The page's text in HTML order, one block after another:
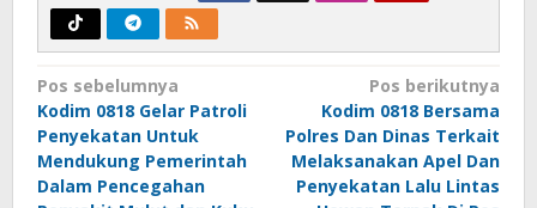
Navigasi
pos
Pos sebelumnya
Kodim 0818 Gelar Patroli
Penyekatan Untuk
Mendukung Pemerintah
Dalam Pencegahan
Pos berikutnya
Kodim 0818 Bersama
Polres Dan Dinas Terkait
Melaksanakan Apel Dan
Penyekatan Lalu Lintas